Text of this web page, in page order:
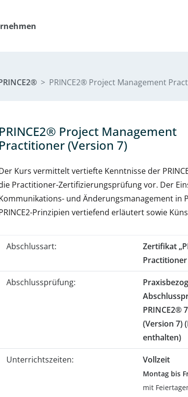
PRINCE2® Project Management
PRINCE2® Project Management
Practitioner (Version 7)
Kurs vermittelt vertiefte Kenntnisse der
Practitioner-Zertifizierungsprüfung vor. Der
und Änderungsmanagement in
Prinzipien vertiefend erläutert sowie
Abschlussart:
Zertifikat
Practitioner
Abschlussprüfung:
PRINCE2®
(Version 7)
enthalten)
Unterrichtszeiten: Vollzeit
Montag bis
mit